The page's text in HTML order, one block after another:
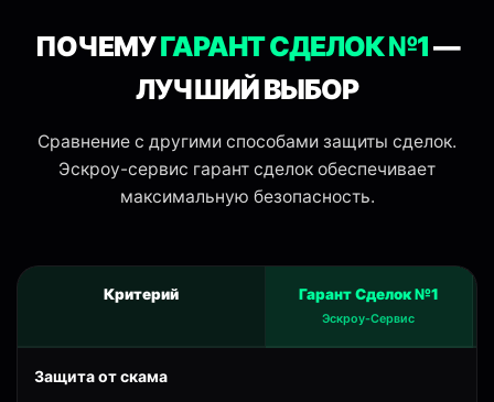
ПОЧЕМУГАРАНТ СДЕЛОК №1—
ЛУЧШИЙ ВЫБОР
Сравнение с другими способами защиты сделок.
Эскроу-сервис гарант сделок обеспечивает
максимальную безопасность.
Критерий Гарант Сделок №1
Эскроу-Сервис
Защита от скама